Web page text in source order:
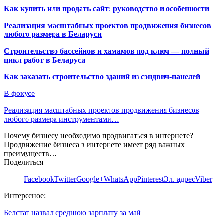
Как купить или продать сайт: руководство и особенности
Реализация масштабных проектов продвижения бизнесов
любого размера в Беларуси
Строительство бассейнов и хамамов под ключ — полный
цикл работ в Беларуси
Как заказать строительство зданий из сэндвич-панелей
В фокусе
Реализация масштабных проектов продвижения бизнесов
любого размера инструментами…
Почему бизнесу необходимо продвигаться в интернете?
Продвижение бизнеса в интернете имеет ряд важных
преимуществ…
Поделиться
FacebookTwitterGoogle+WhatsAppPinterestЭл. адресViber
Интересное:
Белстат назвал среднюю зарплату за май